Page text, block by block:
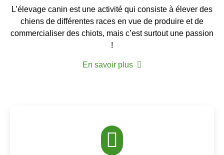
L’élevage canin est une activité qui consiste à élever des
chiens de différentes races en vue de produire et de
commercialiser des chiots, mais c’est surtout une passion
!
En savoir plus